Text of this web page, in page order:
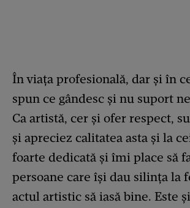
În viața profesională, dar și în
spun ce gândesc și nu suport
Ca artistă, cer și ofer respect,
și apreciez calitatea asta și la
foarte dedicată și îmi place să
persoane care își dau silința la
actul artistic să iasă bine. Este